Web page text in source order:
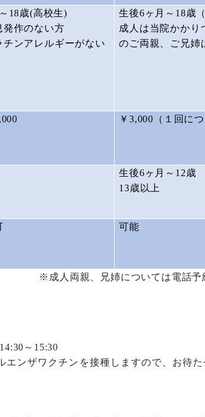
18歳(高校生)
発作のない方
チンアレルギーがない
生後6ヶ月～ 18歳
成人は当院かかり
のご両親、ご兄姉
￥ 3,000 （１回につ
生後6ヶ月～ 12歳
13歳以
可能
※成人両親、兄姉については電話予
14:30 ～ 15:30
ンザワクチンを接種しますので、お待